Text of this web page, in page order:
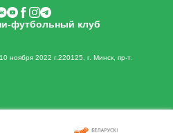
футбольный клуб
2022 г.220125, г. Минск, пр-т.